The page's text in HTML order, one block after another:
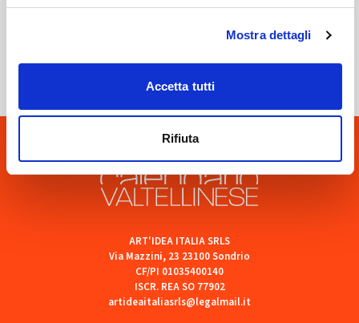
Mostra dettagli
Accetta tutti
Rifiuta
ART'IDEA ITALIA SRLS
Via Mazzini, 23 23100 Sondrio
CF/PI 01035400140
ISCR. REA SO 77902
artideaitaliasrls@legalmail.it